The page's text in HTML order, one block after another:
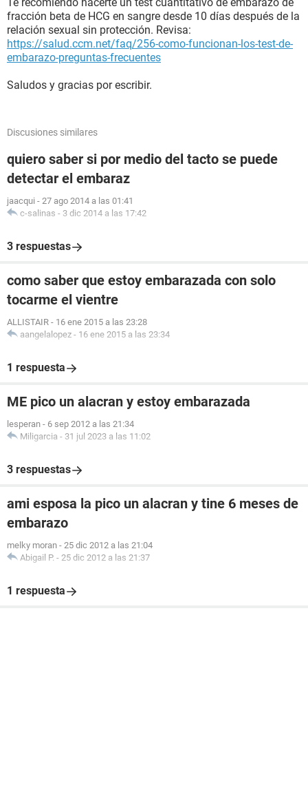
fracción beta de HCG en sangre desde 10 días después de la
relación sexual sin protección. Revisa:
https://salud.ccm.net/faq/256-como-funcionan-los-test-de-
embarazo-preguntas-frecuentes
Saludos y gracias por escribir.
Discusiones similares
quiero saber si por medio del tacto se puede
detectar el embaraz
jaacqui - 27 ago 2014 a las 01:41
c-salinas - 3 dic 2014 a las 17:42
3 respuestas
como saber que estoy embarazada con solo
tocarme el vientre
ALLISTAIR - 16 ene 2015 a las 23:28
aangelalopez - 16 ene 2015 a las 23:34
1 respuesta
ME pico un alacran y estoy embarazada
lesperan - 6 sep 2012 a las 21:34
Miligarcia - 31 jul 2023 a las 11:02
3 respuestas
ami esposa la pico un alacran y tine 6 meses de
embarazo
melky moran - 25 dic 2012 a las 21:04
Abigail P. - 25 dic 2012 a las 21:37
1 respuesta